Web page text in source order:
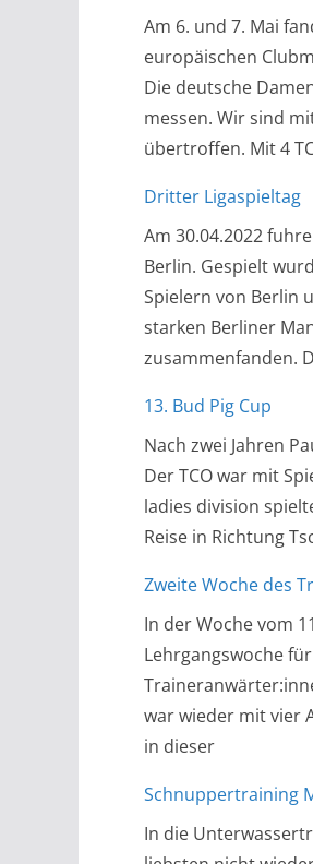
Am 6. und 7. Mai
europäischen
Die deutsche
messen. Wir sind
übertroffen. Mit 4
Dritter Ligaspieltag
Am 30.04.2022
Berlin. Gespielt
Spielern von Berlin
starken Berliner
zusammenfanden.
13. Bud Pig Cup
Nach zwei Jahren
Der TCO war mit
ladies division
Reise in Richtung
Zweite Woche des
In der Woche vom
Lehrgangswoche
war wieder mit vier
in dieser
Schnuppertraining
In die